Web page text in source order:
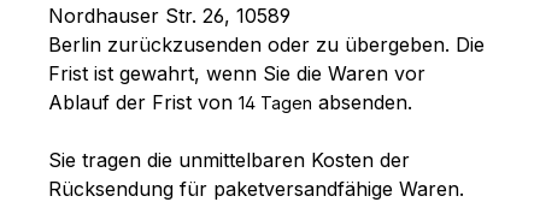
Nordhauser Str. 26, 10589
Berlin zurückzusenden oder zu übergeben. Die
Frist ist gewahrt, wenn Sie die Waren vor
Ablauf der Frist von 14 Tagen absenden.
Sie tragen die unmittelbaren Kosten der
Rücksendung für paketversandfähige Waren.